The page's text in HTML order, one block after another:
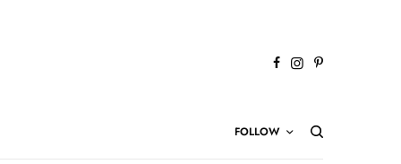
FOLLOW